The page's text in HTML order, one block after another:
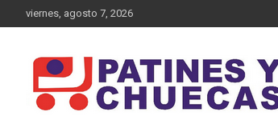
al
viernes, agosto 7, 2026